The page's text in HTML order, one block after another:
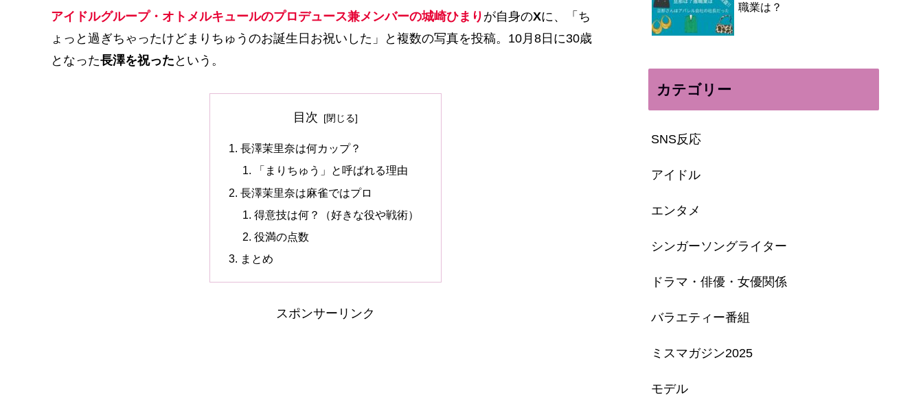
アイドルグループ・オトメルキュールのプロデュース兼メンバーの城崎ひまり が自身のXに、「ち
ょっと過ぎちゃったけどまりちゅうのお誕生日お祝いした」と複数の写真を投稿。10月8日に30歳
となった長澤を祝った という。
目次
長澤茉里奈は何カップ？
「まりちゅう」と呼ばれる理由
長澤茉里奈は麻雀ではプロ
得意技は何？（好きな役や戦術）
役満の点数
まとめ
スポンサーリンク
職業は？
カテゴリー
SNS反応
アイドル
エンタメ
シンガーソングライター
ドラマ・俳優・女優関係
バラエティー番組
ミスマガジン2025
モデル